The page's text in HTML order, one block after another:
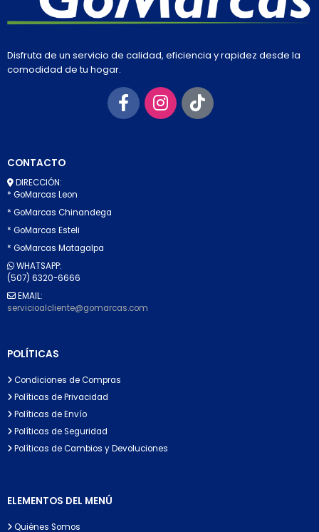
Disfruta de un servicio de calidad, eficiencia y rapidez desde la
comodidad de tu hogar.
CONTACTO
DIRECCIÓN:
* GoMarcas Leon
* GoMarcas Chinandega
* GoMarcas Esteli
* GoMarcas Matagalpa
WHATSAPP:
(507) 6320-6666
EMAIL:
servicioalcliente@gomarcas.com
POLÍTICAS
Condiciones de Compras
Políticas de Privacidad
Políticas de Envío
Políticas de Seguridad
Políticas de Cambios y Devoluciones
ELEMENTOS DEL MENÚ
Quiénes Somos